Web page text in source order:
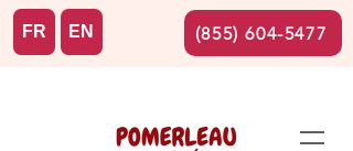
FR EN (855) 604-5477